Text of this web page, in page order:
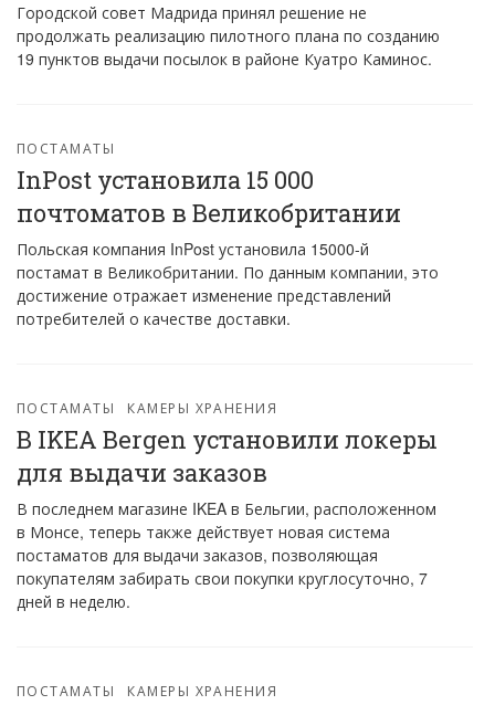
Городской совет Мадрида принял решение не
продолжать реализацию пилотного плана по созданию
19 пунктов выдачи посылок в районе Куатро Каминос.
ПОСТАМАТЫ
InPost установила 15 000
почтоматов в Великобритании
Польская компания InPost установила 15000-й
постамат в Великобритании. По данным компании, это
достижение отражает изменение представлений
потребителей о качестве доставки.
ПОСТАМАТЫ КАМЕРЫ ХРАНЕНИЯ
В IKEA Bergen установили локеры
для выдачи заказов
В последнем магазине IKEA в Бельгии, расположенном
в Монсе, теперь также действует новая система
постаматов для выдачи заказов, позволяющая
покупателям забирать свои покупки круглосуточно, 7
дней в неделю.
ПОСТАМАТЫ КАМЕРЫ ХРАНЕНИЯ